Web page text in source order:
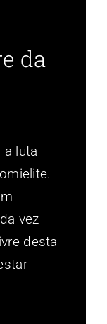
da
a luta
vez
desta